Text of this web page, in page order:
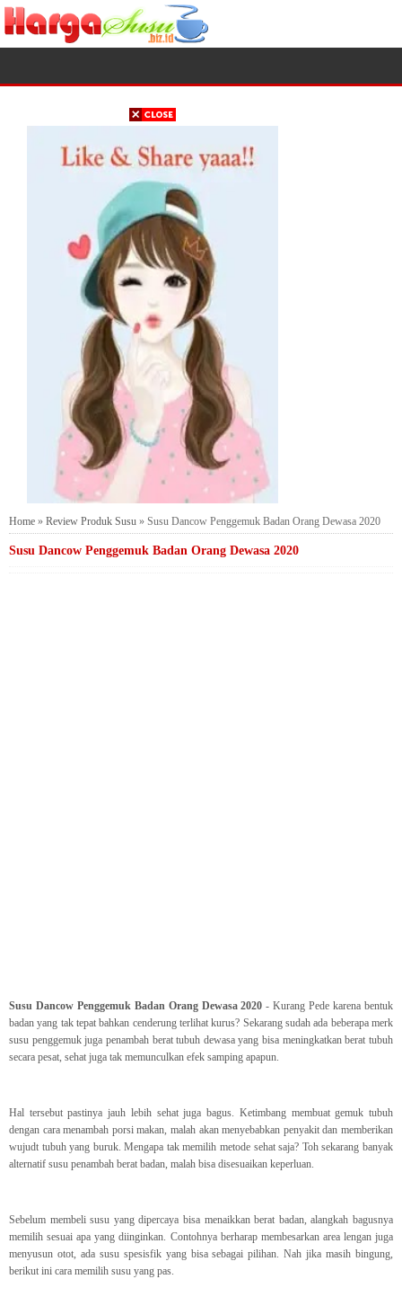
Home » Review Produk Susu » Susu Dancow Penggemuk Badan Orang Dewasa 2020
Susu Dancow Penggemuk Badan Orang Dewasa 2020
Susu Dancow Penggemuk Badan Orang Dewasa 2020 - Kurang Pede karena bentuk
badan yang tak tepat bahkan cenderung terlihat kurus? Sekarang sudah ada beberapa merk
susu penggemuk juga penambah berat tubuh dewasa yang bisa meningkatkan berat tubuh
secara pesat, sehat juga tak memunculkan efek samping apapun.
Hal tersebut pastinya jauh lebih sehat juga bagus. Ketimbang membuat gemuk tubuh
dengan cara menambah porsi makan, malah akan menyebabkan penyakit dan memberikan
wujudt tubuh yang buruk. Mengapa tak memilih metode sehat saja? Toh sekarang banyak
alternatif susu penambah berat badan, malah bisa disesuaikan keperluan.
Sebelum membeli susu yang dipercaya bisa menaikkan berat badan, alangkah bagusnya
memilih sesuai apa yang diinginkan. Contohnya berharap membesarkan area lengan juga
menyusun otot, ada susu spesisfik yang bisa sebagai pilihan. Nah jika masih bingung,
berikut ini cara memilih susu yang pas.